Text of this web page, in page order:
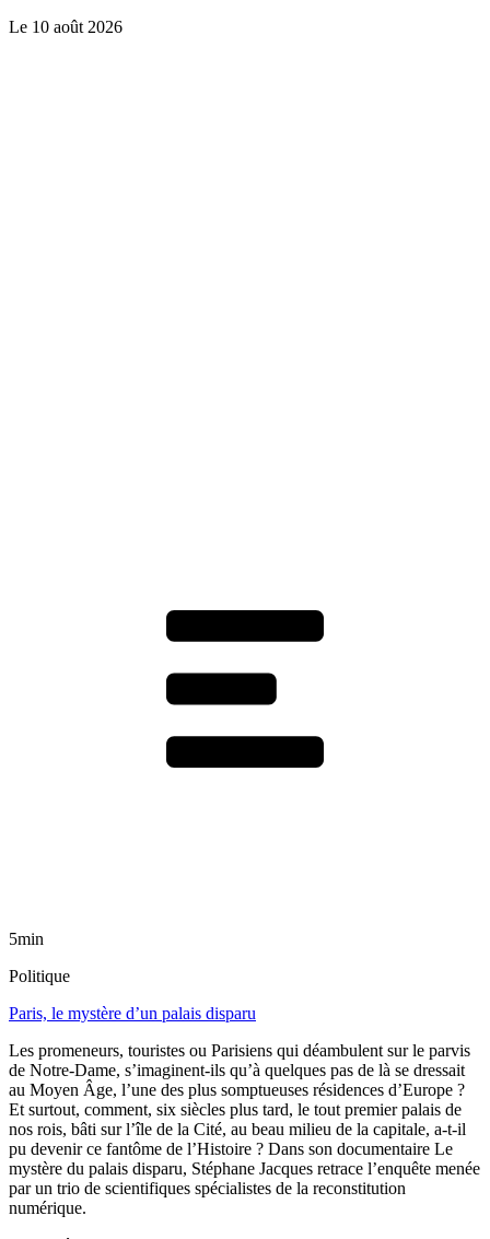
Le 10 août 2026
5min
Politique
Paris, le mystère d’un palais disparu
Les promeneurs, touristes ou Parisiens qui déambulent sur le parvis
de Notre-Dame, s’imaginent-ils qu’à quelques pas de là se dressait
au Moyen Âge, l’une des plus somptueuses résidences d’Europe ?
Et surtout, comment, six siècles plus tard, le tout premier palais de
nos rois, bâti sur l’île de la Cité, au beau milieu de la capitale, a-t-il
pu devenir ce fantôme de l’Histoire ? Dans son documentaire Le
mystère du palais disparu, Stéphane Jacques retrace l’enquête menée
par un trio de scientifiques spécialistes de la reconstitution
numérique.